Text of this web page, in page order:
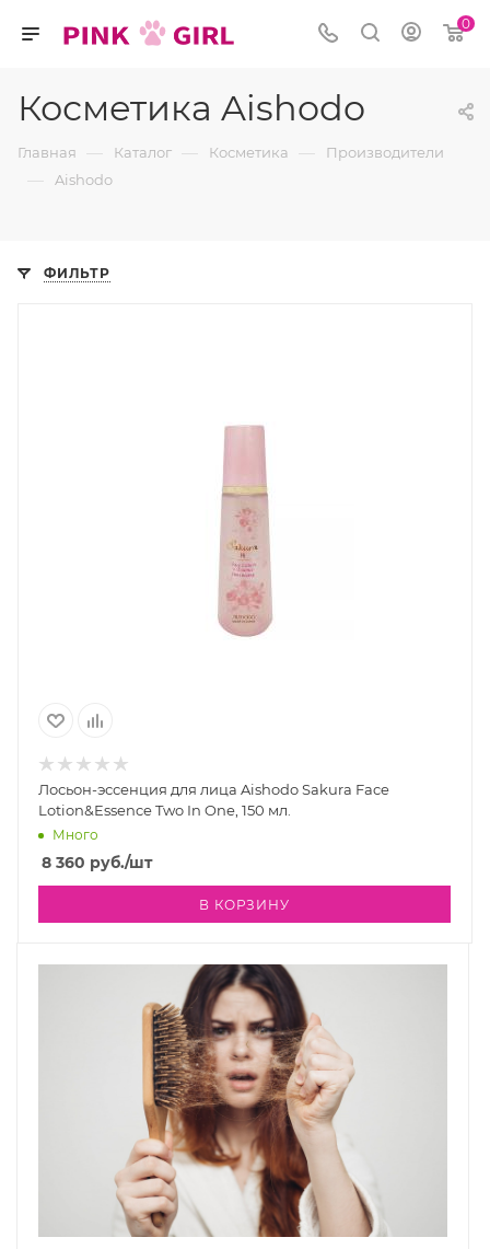
0
Косметика Aishodo
Главная — Каталог — Косметика — Производители
— Aishodo
ФИЛЬТР
Лосьон-эссенция для лица Aishodo Sakura Face
Lotion&Essence Two In One, 150 мл.
Много
8 360 руб./шт
В КОРЗИНУ